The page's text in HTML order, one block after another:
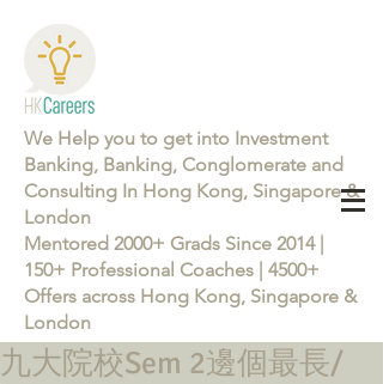
We Help you to get into Investment
Banking, Banking, Conglomerate and
Consulting In Hong Kong, Singapore &
London
Mentored 2000+ Grads Since 2014 |
150+ Professional Coaches | 4500+
Offers across Hong Kong, Singapore &
London
九大院校Sem 2邊個最長/